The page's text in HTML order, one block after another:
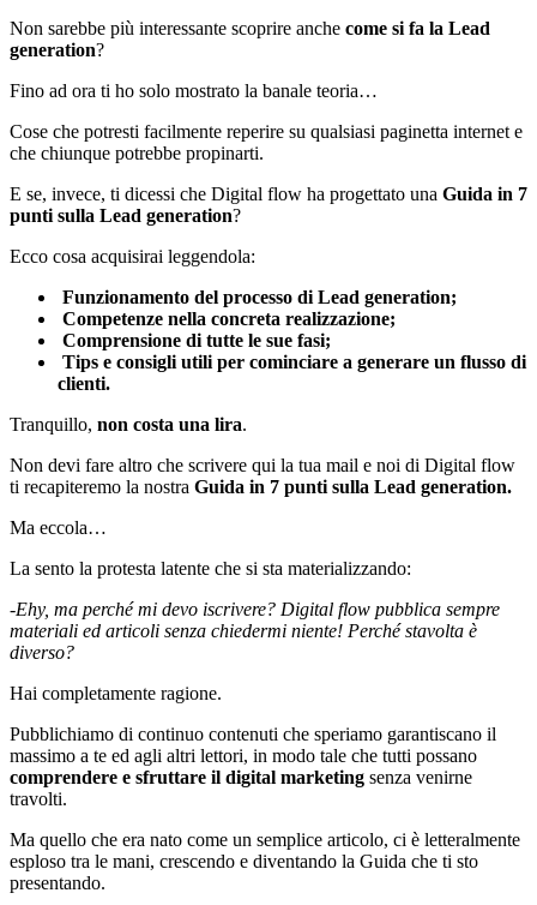
Non sarebbe più interessante scoprire anche come si fa la Lead
generation?
Fino ad ora ti ho solo mostrato la banale teoria…
Cose che potresti facilmente reperire su qualsiasi paginetta internet e
che chiunque potrebbe propinarti.
E se, invece, ti dicessi che Digital flow ha progettato una Guida in 7
punti sulla Lead generation?
Ecco cosa acquisirai leggendola:
Funzionamento del processo di Lead generation;
Competenze nella concreta realizzazione;
Comprensione di tutte le sue fasi;
Tips e consigli utili per cominciare a generare un flusso di
clienti.
Tranquillo, non costa una lira.
Non devi fare altro che scrivere qui la tua mail e noi di Digital flow
ti recapiteremo la nostra Guida in 7 punti sulla Lead generation.
Ma eccola…
La sento la protesta latente che si sta materializzando:
-Ehy, ma perché mi devo iscrivere? Digital flow pubblica sempre
materiali ed articoli senza chiedermi niente! Perché stavolta è
diverso?
Hai completamente ragione.
Pubblichiamo di continuo contenuti che speriamo garantiscano il
massimo a te ed agli altri lettori, in modo tale che tutti possano
comprendere e sfruttare il digital marketing senza venirne
travolti.
Ma quello che era nato come un semplice articolo, ci è letteralmente
esploso tra le mani, crescendo e diventando la Guida che ti sto
presentando.